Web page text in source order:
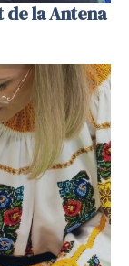
la Antena